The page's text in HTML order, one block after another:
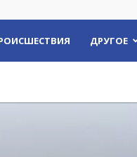
ДРУГОЕ